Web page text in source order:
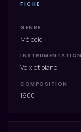
FICHE
GENRE
Mélodie
INSTRUMENTATION
Voix et piano
COMPOSITION
1900